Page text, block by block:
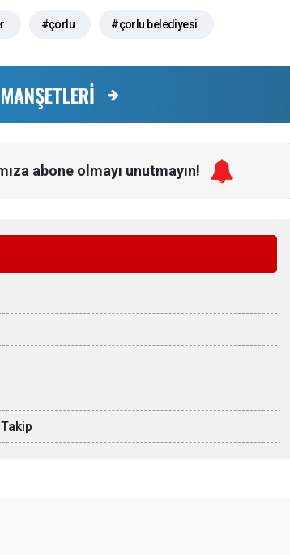
#çorlu #çorlu belediyesi
abone olmayı unutmayın!